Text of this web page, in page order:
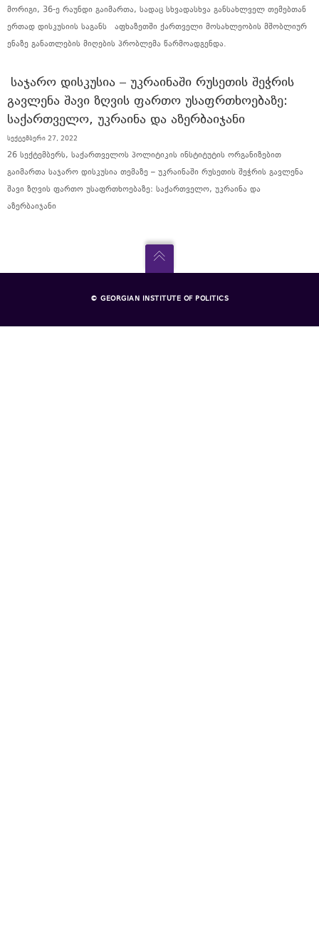
მორიგი, 36-ე რაუნდი გაიმართა, სადაც სხვადასხვა განსახლველ თემებთან
ერთად დისკუსიის საგანს აფხაზეთში ქართველი მოსახლეობის მშობლიურ
ენაზე განათლების მიღების პრობლემა წარმოადგენდა.
ᲡᲐᲯᲐᲠᲝ ᲓᲘᲡᲙᲣᲡᲘᲐ – ᲣᲙᲠᲐᲘᲜᲐᲨᲘ ᲠᲣᲡᲔᲗᲘᲡ ᲨᲔᲭᲠᲘᲡ
ᲒᲐᲕᲚᲔᲜᲐ ᲨᲐᲕᲘ ᲖᲦᲕᲘᲡ ᲤᲐᲠᲗᲝ ᲣᲡᲐᲤᲠᲗᲮᲝᲔᲑᲐᲖᲔ:
ᲡᲐᲥᲐᲠᲗᲕᲔᲚᲝ, ᲣᲙᲠᲐᲘᲜᲐ ᲓᲐ ᲐᲖᲔᲠᲑᲐᲘᲯᲐᲜᲘ
სექტემბერი 27, 2022
26 სექტემბერს, საქართველოს პოლიტიკის ინსტიტუტის ორგანიზებით
გაიმართა საჯარო დისკუსია თემაზე – უკრაინაში რუსეთის შეჭრის გავლენა
შავი ზღვის ფართო უსაფრთხოებაზე: საქართველო, უკრაინა და
აზერბაიჯანი
© GEORGIAN INSTITUTE OF POLITICS